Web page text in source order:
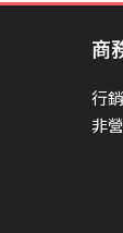
商
行
非